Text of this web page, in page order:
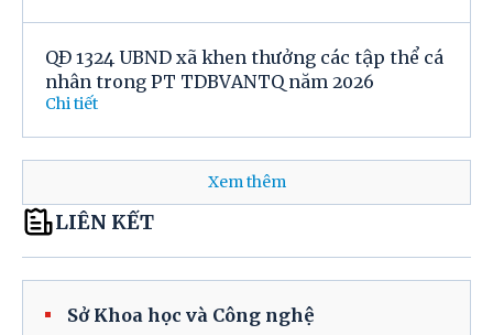
QĐ 1324 UBND xã khen thưởng các tập thể cá
nhân trong PT TDBVANTQ năm 2026
Chi tiết
Xem thêm
LIÊN KẾT
Sở Khoa học và Công nghệ